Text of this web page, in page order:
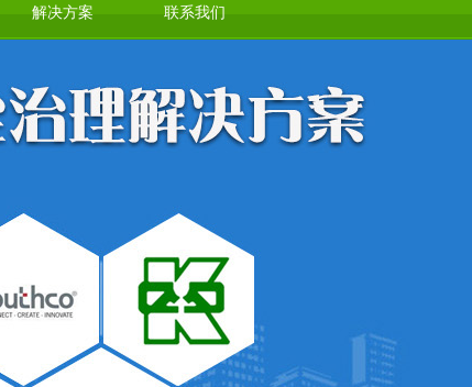
解决方案 联系我们